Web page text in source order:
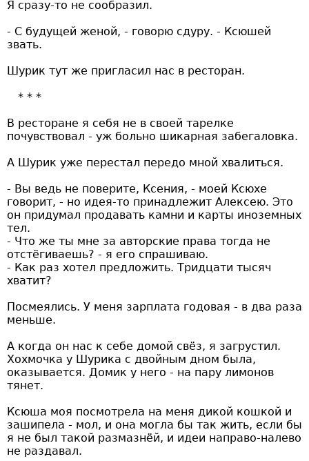
Я сразу-то не сообразил.
- С будущей женой, - говорю сдуру. - Ксюшей
звать.
Шурик тут же пригласил нас в ресторан.
В ресторане я себя не в своей тарелке
почувствовал - уж больно шикарная забегаловка.
А Шурик уже перестал передо мной хвалиться.
- Вы ведь не поверите, Ксения, - моей Ксюхе
говорит, - но идея-то принадлежит Алексею. Это
он придумал продавать камни и карты иноземных
тел.
- Что же ты мне за авторские права тогда не
отстёгиваешь? - я его спрашиваю.
- Как раз хотел предложить. Тридцати тысяч
хватит?
Посмеялись. У меня зарплата годовая - в два раза
меньше.
А когда он нас к себе домой свёз, я загрустил.
Хохмочка у Шурика с двойным дном была,
оказывается. Домик у него - на пару лимонов
тянет.
Ксюша моя посмотрела на меня дикой кошкой и
зашипела - мол, и она могла бы так жить, если бы
я не был такой размазнёй, и идеи направо-налево
не раздавал.